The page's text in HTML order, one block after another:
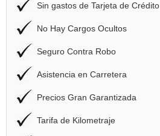
Sin gastos de Tarjeta de Crédito
No Hay Cargos Ocultos
Seguro Contra Robo
Asistencia en Carretera
Precios Gran Garantizada
Tarifa de Kilometraje